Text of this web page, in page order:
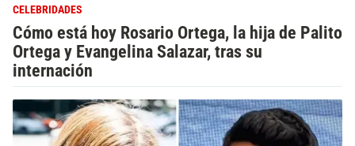
CELEBRIDADES
Cómo está hoy Rosario Ortega, la hija de Palito
Ortega y Evangelina Salazar, tras su
internación